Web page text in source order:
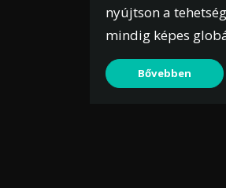
nyújtson a
mindig képes
Bővebben